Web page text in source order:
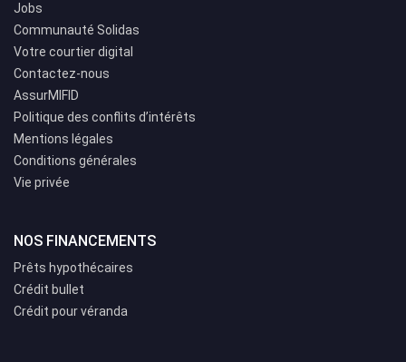
Jobs
Communauté Solidas
Votre courtier digital
Contactez-nous
AssurMIFID
Politique des conflits d’intérêts
Mentions légales
Conditions générales
Vie privée
NOS FINANCEMENTS
Prêts hypothécaires
Crédit bullet
Crédit pour véranda